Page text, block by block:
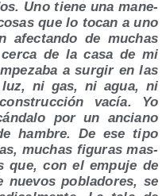
Uno tie­ne una mane­
que lo tocan a uno
afec­tan­do de muchas
de la casa de mi
a sur­gir en las
ni gas, ni agua, ni
vacía. Yo
por un anciano
ham­bre. De ese tipo
muchas figu­ras mas­
que, con el empu­je de
nue­vos pobla­do­res, se